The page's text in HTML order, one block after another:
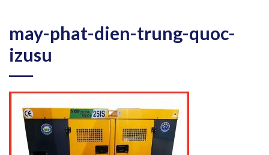
may-phat-dien-trung-quoc-
izusu